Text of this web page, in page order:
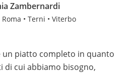
Zambernardi
• Terni • Viterbo
un piatto completo in quanto
cui abbiamo bisogno,